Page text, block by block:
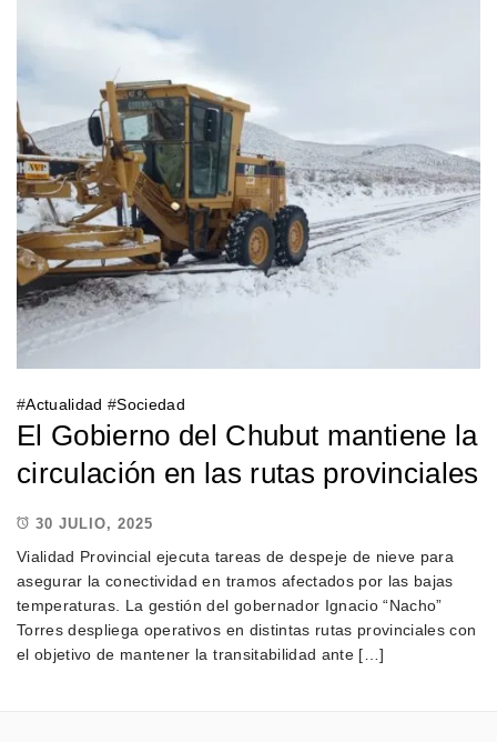
#Actualidad #Sociedad
El Gobierno del Chubut mantiene la
circulación en las rutas provinciales
30 JULIO, 2025
Vialidad Provincial ejecuta tareas de despeje de nieve para
asegurar la conectividad en tramos afectados por las bajas
temperaturas. La gestión del gobernador Ignacio “Nacho”
Torres despliega operativos en distintas rutas provinciales con
el objetivo de mantener la transitabilidad ante […]